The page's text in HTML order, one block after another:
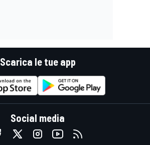
Scarica le tue app
Social media